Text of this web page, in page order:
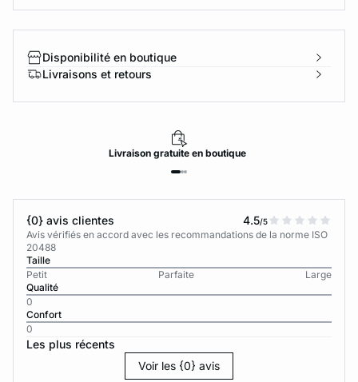
Disponibilité en boutique
Livraisons et retours
Livraisongratuiteen boutique
{0} avis clientes 4.5/5
Avis vérifiés en accord avec les recommandations de la norme ISO
20488
Taille
Petit
Parfaite
Large
Qualité
0
Confort
0
Les plus récents
Voir les {0} avis